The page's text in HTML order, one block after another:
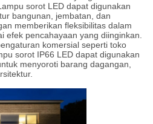
sorot LED dapat digunakan
bangunan, jembatan, dan
memberikan fleksibilitas dalam
efek pencahayaan yang diinginkan.
komersial seperti toko
sorot IP66 LED dapat digunakan
menyoroti barang dagangan,